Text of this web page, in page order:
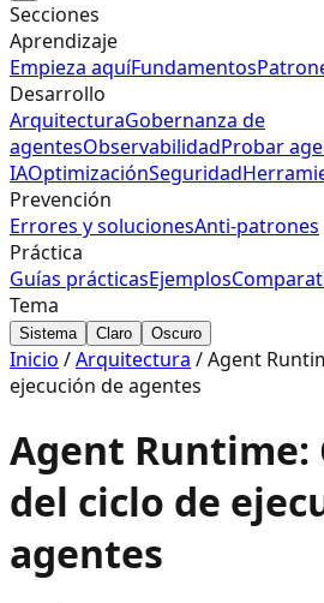
Secciones
Aprendizaje
Empieza aquíFundamentos
Desarrollo
ArquitecturaGobernanza de
agentesObservabilidadProbar
IAOptimizaciónSeguridad
Prevención
Errores y solucionesAnti‑patrones
Práctica
Guías prácticasEjemplos
Tema
Sistema Claro Oscuro
Inicio /Arquitectura /Agent
ejecución de agentes
Agent Runtime:
del ciclo de
agentes